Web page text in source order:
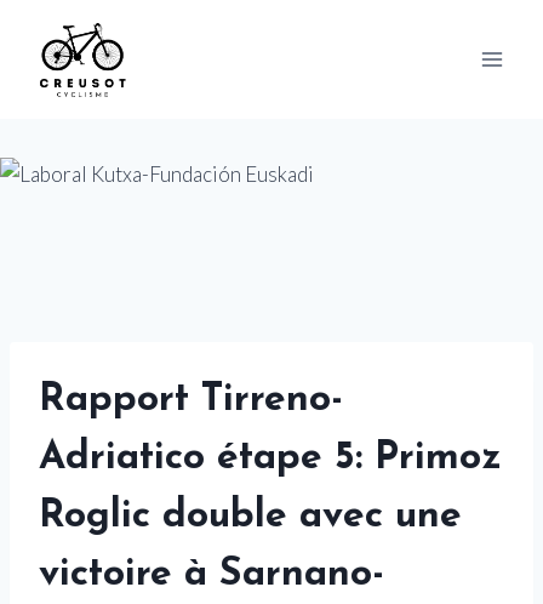
content
Rapport Tirreno-
Adriatico étape 5: Primoz
Roglic double avec une
victoire à Sarnano-